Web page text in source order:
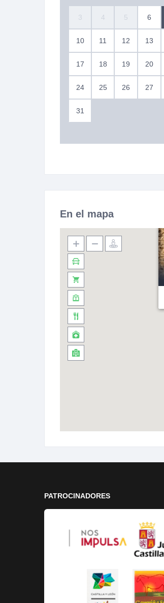
3 4 5 6
10 11 12 13
17 18 19 20
24 25 26 27
31
En el mapa
PATROCINADORES